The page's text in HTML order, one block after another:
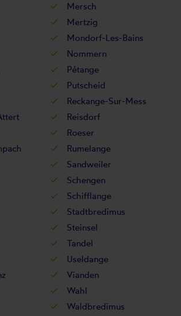
Mersch
Mertzig
Mondorf-Les-Bains
Nommern
Pétange
Putscheid
Reckange-Sur-Mess
Reisdorf
Roeser
Rumelange
Sandweiler
Schengen
Schifflange
Stadtbredimus
Steinsel
Tandel
Useldange
Vianden
Wahl
Waldbredimus